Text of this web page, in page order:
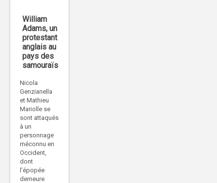
William
Adams, un
protestant
anglais au
pays des
samouraïs
Nicola
Genzianella
et Mathieu
Mariolle se
sont attaqués
à un
personnage
méconnu en
Occident,
dont
l’épopée
demeure